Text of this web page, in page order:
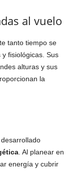
al vuelo
tanto tiempo se
fisiológicas. Sus
alturas y sus
la
. Al planear en
energía y cubrir